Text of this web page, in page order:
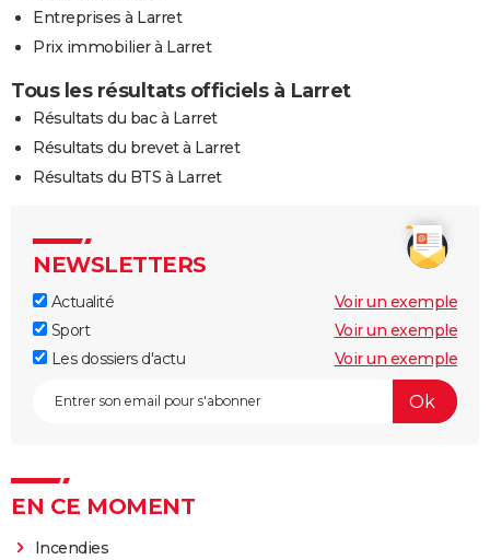
Entreprises à Larret
Prix immobilier à Larret
Tous les résultats officiels à Larret
Résultats du bac à Larret
Résultats du brevet à Larret
Résultats du BTS à Larret
NEWSLETTERS
Actualité
Voir un exemple
Sport
Voir un exemple
Les dossiers d'actu
Voir un exemple
EN CE MOMENT
Incendies